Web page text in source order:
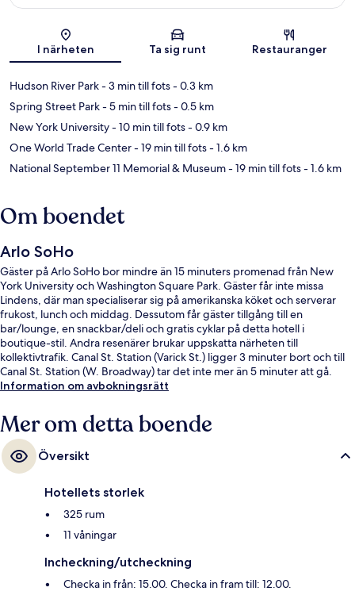
Karta
I närheten Ta sig runt Restauranger
Hudson River Park- 3 min till fots- 0.3 km
Spring Street Park- 5 min till fots- 0.5 km
New York University- 10 min till fots- 0.9 km
One World Trade Center- 19 min till fots- 1.6 km
National September 11 Memorial & Museum- 19 min till fots- 1.6 km
Om boendet
Arlo SoHo
Gäster på Arlo SoHo bor mindre än 15 minuters promenad från New
York University och Washington Square Park. Gäster får inte missa
Lindens, där man specialiserar sig på amerikanska köket och serverar
frukost, lunch och middag. Dessutom får gäster tillgång till en
bar/lounge, en snackbar/deli och gratis cyklar på detta hotell i
boutique-stil. Andra resenärer brukar uppskatta närheten till
kollektivtrafik. Canal St. Station (Varick St.) ligger 3 minuter bort och till
Canal St. Station (W. Broadway) tar det inte mer än 5 minuter att gå.
Information om avbokningsrätt
Mer om detta boende
Översikt
Hotellets storlek
325 rum
11 våningar
Incheckning/utcheckning
Checka in från: 15.00. Checka in fram till: 12.00.